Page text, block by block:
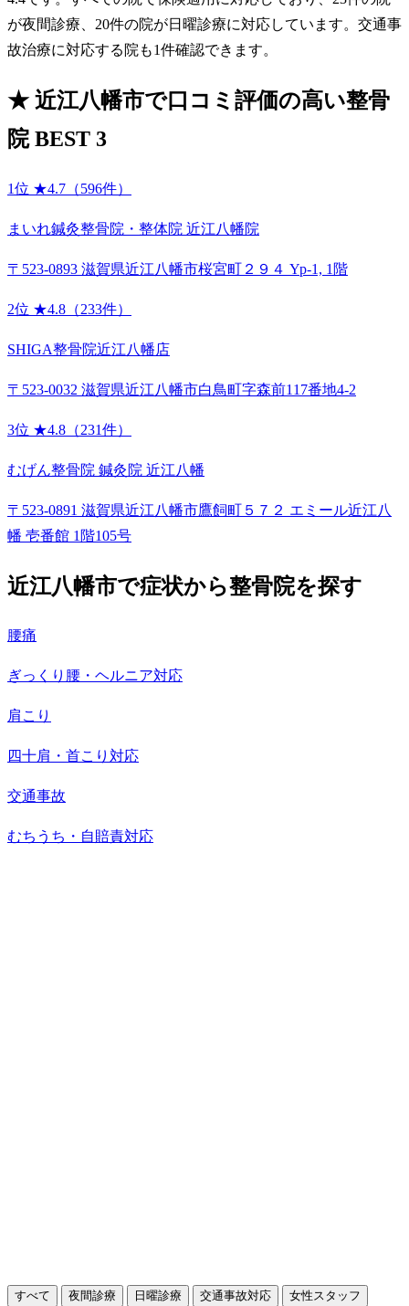
が夜間診療、20件の院が日曜診療に対応しています。交通事
故治療に対応する院も1件確認できます。
★近江八幡市で口コミ評価の高い整骨
院 BEST 3
1位 ★4.7（596件）
まいれ鍼灸整骨院・整体院 近江八幡院
〒523-0893 滋賀県近江八幡市桜宮町２９４ Yp-1, 1階
2位 ★4.8（233件）
SHIGA整骨院近江八幡店
〒523-0032 滋賀県近江八幡市白鳥町字森前117番地4-2
3位 ★4.8（231件）
むげん整骨院 鍼灸院 近江八幡
〒523-0891 滋賀県近江八幡市鷹飼町５７２ エミール近江八
幡 壱番館 1階105号
近江八幡市で症状から整骨院を探す
腰痛
ぎっくり腰・ヘルニア対応
肩こり
四十肩・首こり対応
交通事故
むちうち・自賠責対応
すべて 夜間診療 日曜診療 交通事故対応 女性スタッフ